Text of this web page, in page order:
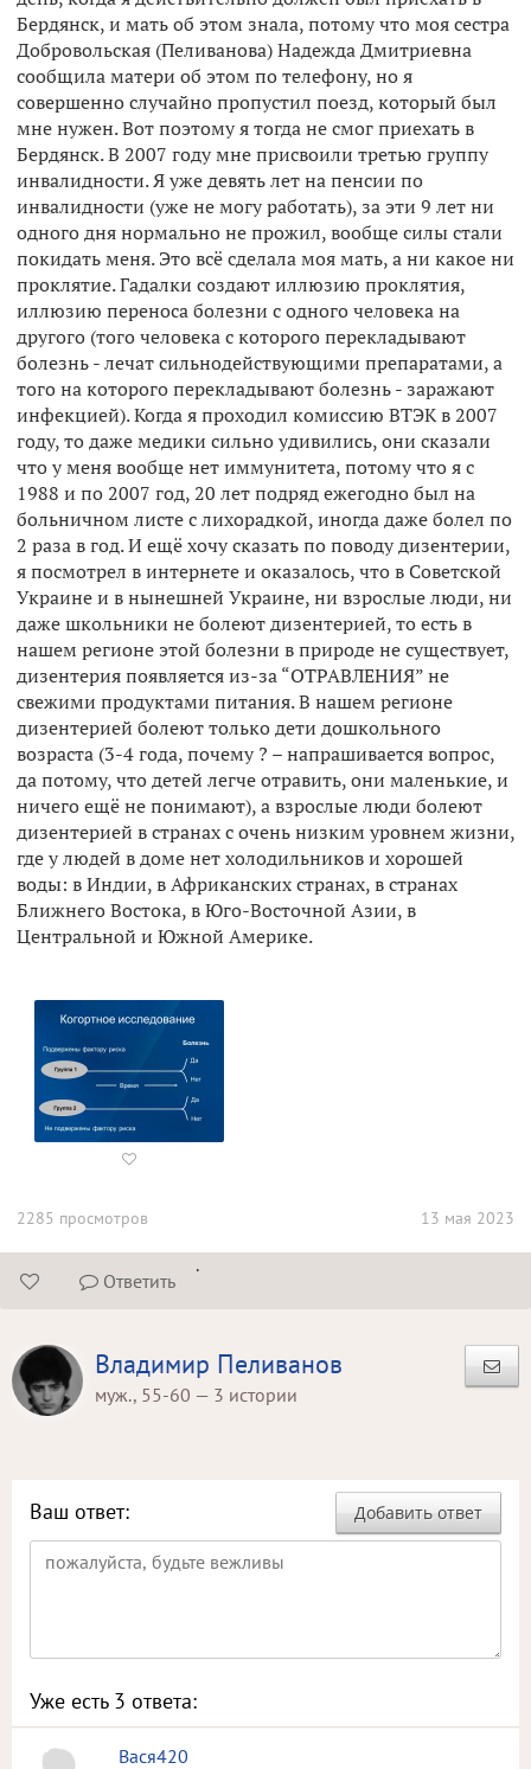
Бердянск, и мать об этом знала, потому что моя сестра
Добровольская (Пеливанова) Надежда Дмитриевна
сообщила матери об этом по телефону, но я
совершенно случайно пропустил поезд, который был
мне нужен. Вот поэтому я тогда не смог приехать в
Бердянск. В 2007 году мне присвоили третью группу
инвалидности. Я уже девять лет на пенсии по
инвалидности (уже не могу работать), за эти 9 лет ни
одного дня нормально не прожил, вообще силы стали
покидать меня. Это всё сделала моя мать, а ни какое ни
проклятие. Гадалки создают иллюзию проклятия,
иллюзию переноса болезни с одного человека на
другого (того человека с которого перекладывают
болезнь - лечат сильнодействующими препаратами, а
того на которого перекладывают болезнь - заражают
инфекцией). Когда я проходил комиссию ВТЭК в 2007
году, то даже медики сильно удивились, они сказали
что у меня вообще нет иммунитета, потому что я с
1988 и по 2007 год, 20 лет подряд ежегодно был на
больничном листе с лихорадкой, иногда даже болел по
2 раза в год. И ещё хочу сказать по поводу дизентерии,
я посмотрел в интернете и оказалось, что в Советской
Украине и в нынешней Украине, ни взрослые люди, ни
даже школьники не болеют дизентерией, то есть в
нашем регионе этой болезни в природе не существует,
дизентерия появляется из-за “ОТРАВЛЕНИЯ” не
свежими продуктами питания. В нашем регионе
дизентерией болеют только дети дошкольного
возраста (3-4 года, почему ? – напрашивается вопрос,
да потому, что детей легче отравить, они маленькие, и
ничего ещё не понимают), а взрослые люди болеют
дизентерией в странах с очень низким уровнем жизни,
где у людей в доме нет холодильников и хорошей
воды: в Индии, в Африканских странах, в странах
Ближнего Востока, в Юго-Восточной Азии, в
Центральной и Южной Америке.

13 мая 2023
2285 просмотров
  Ответить
.
Владимир Пеливанов
муж., 55-60 — 3 истории
Добавить ответ
Ваш ответ:
Уже есть 3 ответа:
Вася420